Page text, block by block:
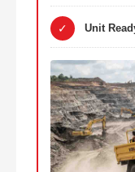
✓ Unit